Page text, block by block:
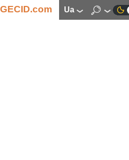
GECID.com ua